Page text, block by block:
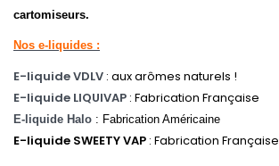
cartomiseurs.
Nos e-liquides :
E-liquide VDLV : aux arômes naturels !
E-liquide LIQUIVAP : Fabrication Française
E-liquide Halo : Fabrication Américaine
E-liquide SWEETY VAP : Fabrication Française